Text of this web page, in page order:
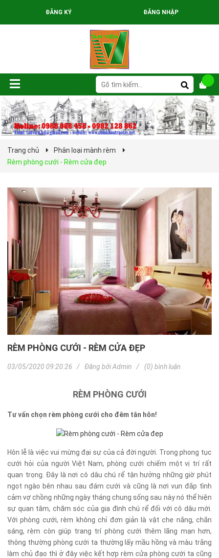
ĐĂNG KÝ ĐĂNG NHẬP
Trang chủ
Phân loại mành rèm
Rèm phòng cưới - Rèm cửa đẹp
RÈM PHÒNG CƯỚI - RÈM CỬA ĐẸP
03/05/2020 09:20:26 Đăng bởiAdmin (0) bình luận
RÈM PHÒNG CƯỚI
Tư vấn chọn rèm phòng cưới cho đêm tân hôn!
Hôn lễ là việc vui mừng đại sự của cả đời người. Trong phong tục
cưới hỏi của người Việt Nam, phòng cưới chiếm một vị trí rất
quan trọng. Đây là nơi cô dâu chú rể tận hưởng những giờ phút
ngọt ngào bên nhau sau đám cưới và cũng là nơi vun đắp tình
cảm vợ chồng những ngày tháng chung sống sau này nó thể hiện
sự quan tâm, chăm sóc của gia đình chú rể đối với cô dâu mới.
Với phòng cưới, rèm không chỉ đơn giản là vật che nắng, chắn
sáng, rèm còn giúp trang trí phòng cưới thêm lãng mạn hơn,
thông thường phòng cưới ta thường lấy mầu hồng và màu trắng
làm chủ đạo thì ở đây việc kết hợp rèm cửa phòng cưới ta cũng